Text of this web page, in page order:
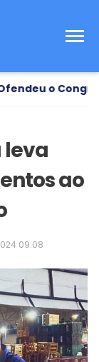
o Congresso-
leva
ao
09:08